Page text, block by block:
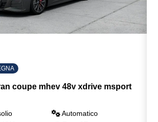
coupe mhev 48v xdrive msport
Automatico